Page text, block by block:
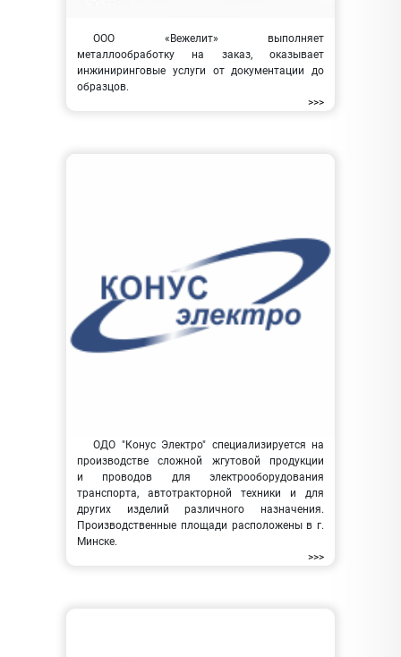
ООО «Вежелит» выполняет
металлообработку на заказ, оказывает
инжиниринговые услуги от документации до
образцов.
>>>
ОДО "Конус Электро" специализируется на
производстве сложной жгутовой продукции
и проводов для электрооборудования
транспорта, автотракторной техники и для
других изделий различного назначения.
Производственные площади расположены в г.
Минске.
>>>